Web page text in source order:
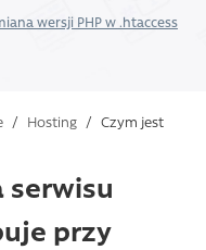
wersji PHP w .htaccess
/ Hosting / Czym jest
serwisu
przy